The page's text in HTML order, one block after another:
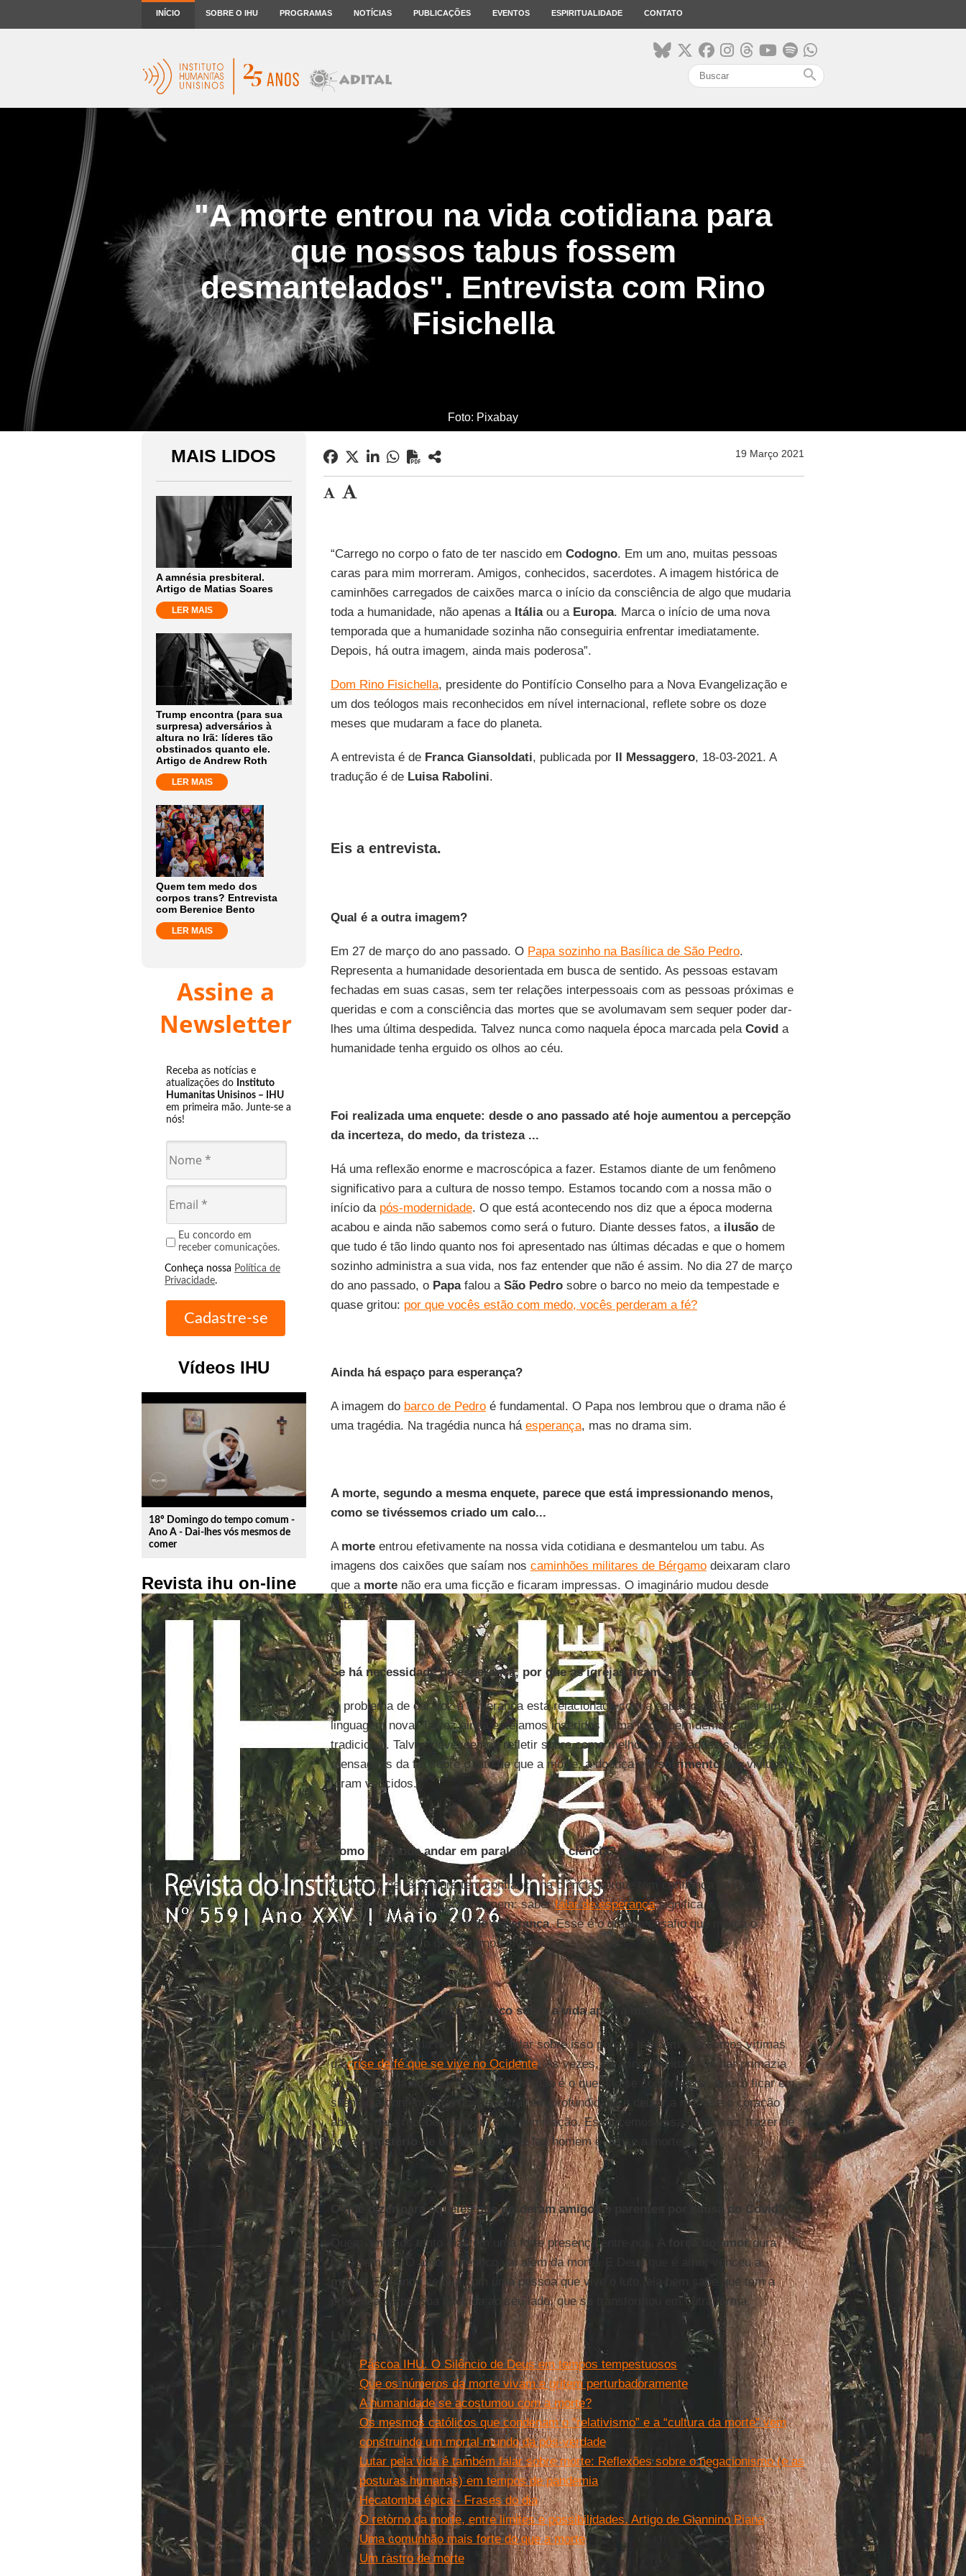
INÍCIO SOBRE O IHU PROGRAMAS NOTÍCIAS PUBLICAÇÕES EVENTOS ESPIRITUALIDADE CONTATO
search
"A morte entrou na vida cotidiana para
que nossos tabus fossem
desmantelados". Entrevista com Rino
Fisichella
Foto: Pixabay
MAIS LIDOS
A amnésia presbiteral.
Artigo de Matias Soares
LER MAIS
Trump encontra (para sua
surpresa) adversários à
altura no Irã: líderes tão
obstinados quanto ele.
Artigo de Andrew Roth
LER MAIS
Quem tem medo dos
corpos trans? Entrevista
com Berenice Bento
LER MAIS
Assine a
Newsletter
Receba as notícias e
atualizações do Instituto
Humanitas Unisinos – IHU
em primeira mão. Junte-se a
nós!
Eu concordo em
receber comunicações.
Conheça nossa Política de
Privacidade.
Vídeos IHU
play_circle_outline
18º Domingo do tempo comum -
Ano A - Dai-lhes vós mesmos de
comer
Revista ihu on-line
19 Março 2021
“Carrego no corpo o fato de ter nascido em Codogno. Em um ano, muitas pessoas
caras para mim morreram. Amigos, conhecidos, sacerdotes. A imagem histórica de
caminhões carregados de caixões marca o início da consciência de algo que mudaria
toda a humanidade, não apenas a Itáliaou a Europa. Marca o início de uma nova
temporada que a humanidade sozinha não conseguiria enfrentar imediatamente.
Depois, há outra imagem, ainda mais poderosa”.
Dom Rino Fisichella, presidente do Pontifício Conselho para a Nova Evangelização e
um dos teólogos mais reconhecidos em nível internacional, reflete sobre os doze
meses que mudaram a face do planeta.
A entrevista é de Franca Giansoldati, publicada porIl Messaggero, 18-03-2021. A
tradução é de Luisa Rabolini.
Eis a entrevista.
Qual é a outra imagem?
Em 27 de março do ano passado. O Papa sozinho na Basílica de São Pedro.
Representa a humanidade desorientada em busca de sentido. As pessoas estavam
fechadas em suas casas, sem ter relações interpessoais com as pessoas próximas e
queridas e com a consciência das mortes que se avolumavam sem sequer poder dar-
lhes uma última despedida. Talvez nunca como naquela época marcada pela Covida
humanidade tenha erguido os olhos ao céu.
Foi realizada uma enquete: desde o ano passado até hoje aumentou a percepção
da incerteza, do medo, da tristeza ...
Há uma reflexão enorme e macroscópica a fazer. Estamos diante de um fenômeno
significativo para a cultura de nosso tempo. Estamos tocando com a nossa mão o
início da pós-modernidade. O que está acontecendo nos diz que a época moderna
acabou e ainda não sabemos como será o futuro. Diante desses fatos, a ilusãode
que tudo é tão lindo quanto nos foi apresentado nas últimas décadas e que o homem
sozinho administra a sua vida, nos faz entender que não é assim. No dia 27 de março
do ano passado, o Papafalou a São Pedrosobre o barco no meio da tempestade e
quase gritou: por que vocês estão com medo, vocês perderam a fé?
Ainda há espaço para esperança?
A imagem do barco de Pedroé fundamental. O Papa nos lembrou que o drama não é
uma tragédia. Na tragédia nunca há esperança, mas no drama sim.
A morte, segundo a mesma enquete, parece que está impressionando menos,
como se tivéssemos criado um calo...
A morteentrou efetivamente na nossa vida cotidiana e desmantelou um tabu. As
imagens dos caixões que saíam nos caminhões militares de Bérgamodeixaram claro
que a mortenão era uma ficção e ficaram impressas. O imaginário mudou desde
então.
Se há necessidade de esperança, por que as igrejas ficam vazias?
O problema de dar voz à esperança está relacionado com a capacidade de falar uma
linguagem nova. Talvez ainda estejamos inseridos numa linguagem demasiado
tradicional. Talvez devêssemos refletir sobre como melhor utilizar aquelas que são as
mensagens da fé, sobre o fato de que a morte, a doença e osofrimentosão vividos e
foram vencidos.
Como a fé pode andar em paralelo com a ciência?
O homem de fé sempre tem confiança na ciência porque tem confiança na obra
criativa, na inteligência do homem: saberfalar de esperançasignifica ir além das
mensagens ecriar sinais de esperança. Esse é o grande desafio que marca o
momento histórico que estamos vivendo.
Talvez a Igreja fale muito pouco sobre a vida após a morte?
Temos a tendência de raramente falar sobre isso porque também nós somos vítimas
dacrise de fé que se vive no Ocidente. Às vezes, há a incapacidade de dar primazia
ao mistério da nossa vida. O mistério não é o que não se compreende, mas o ficar em
silêncio a contemplar a fim de entrar em profundidade e deixar a mente e o coração
abertos para receber também uma iluminação. Esquecemos essa dimensão, trazer de
volta o
mistério de um Deusque se faz homem e vence a morte.
O que dizer para aqueles que perderam amigos e parentes por causa do Covid?
Quem amamos tanto mantém uma forte presença entre nós. A força do amordura
para sempre. O amor autêntico vai além da morte. E Deus que é amor venceu a
morte . E quando se fala com uma pessoa que vive o luto, ela bem sabe que tem a
presença da pessoa falecida ao seu lado, que se transformou em outra forma.
Leia mais
Páscoa IHU. O Silêncio de Deus em tempos tempestuosos
Que os números da morte vivam e gritem perturbadoramente
A humanidade se acostumou com a morte?
Os mesmos católicos que condenam o “relativismo” e a “cultura da morte” vem
construindo um mortal mundo da pós-verdade
Lutar pela vida é também falar sobre morte: Reflexões sobre o negacionismo (e as
posturas humanas) em tempos de pandemia
Hecatombe épica - Frases do dia
O retorno da morte, entre limites e possibilidades. Artigo de Giannino Piana
Uma comunhão mais forte do que a morte
Um rastro de morte